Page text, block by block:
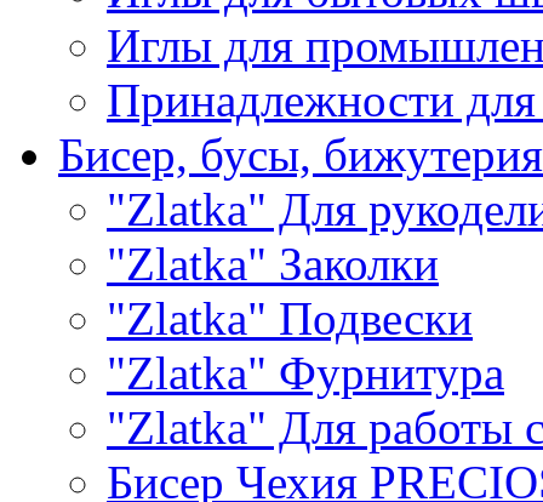
Иглы для
Принадлежности
Бисер, бусы, бижутерия
"Zlatka" Для
"Zlatka" Заколки
"Zlatka" Подвески
"Zlatka" Фурнитура
"Zlatka" Для работы
Бисер Чехия